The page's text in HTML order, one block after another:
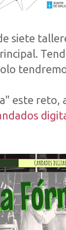
siete
este reto,